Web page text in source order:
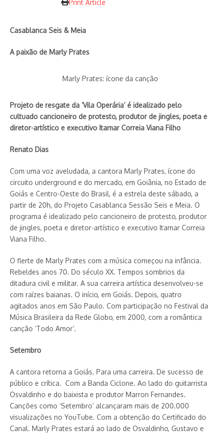
Print Article
Casablanca Seis & Meia
A paixão de Marly Prates
Marly Prates: ícone da canção
Projeto de resgate da ‘Vila Operária’ é idealizado pelo
cultuado cancioneiro de protesto, produtor de jingles, poeta e
diretor-artístico e executivo Itamar Correia Viana Filho
Renato Dias
Com uma voz aveludada, a cantora Marly Prates, ícone do
circuito underground e do mercado, em Goiânia, no Estado de
Goiás e Centro-Oeste do Brasil, é a estrela deste sábado, a
partir de 20h, do Projeto Casablanca Sessão Seis e Meia. O
programa é idealizado pelo cancioneiro de protesto, produtor
de jingles, poeta e diretor-artístico e executivo Itamar Correia
Viana Filho.
O flerte de Marly Prates com a música começou na infância.
Rebeldes anos 70. Do século XX. Tempos sombrios da
ditadura civil e militar. A sua carreira artística desenvolveu-se
com raízes baianas. O início, em Goiás. Depois, quatro
agitados anos em São Paulo. Com participação no Festival da
Música Brasileira da Rede Globo, em 2000, com a romântica
canção ‘Todo Amor’.
Setembro
A cantora retorna a Goiás. Para uma carreira. De sucesso de
público e crítica. Com a Banda Ci­clo­ne. Ao lado do guitarrista
Osvaldinho e do baixista e produtor Marron Fernandes.
Canções como ‘Setembro’ alcançaram mais de 200.000
visualizações no YouTube. Com a obtenção do Certificado do
Canal. Marly Prates estará ao lado de Osvaldinho, Gustavo e